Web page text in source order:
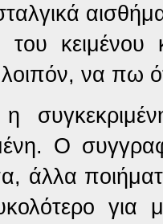
κειμένου
λοιπόν, να πω
η
Ο
άλλα